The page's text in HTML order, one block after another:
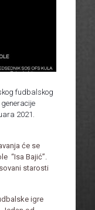
fudbalskog
2021.
će se
“Isa Bajić”.
starosti
igre